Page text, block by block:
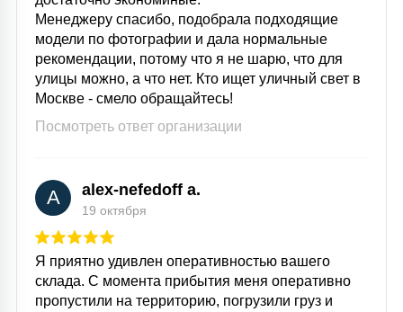
Менеджеру спасибо, подобрала подходящие
модели по фотографии и дала нормальные
рекомендации, потому что я не шарю, что для
улицы можно, а что нет. Кто ищет уличный свет в
Москве - смело обращайтесь!
Посмотреть ответ организации
A alex-nefedoff a.
19 октября
Я приятно удивлен оперативностью вашего
склада. С момента прибытия меня оперативно
пропустили на территорию, погрузили груз и